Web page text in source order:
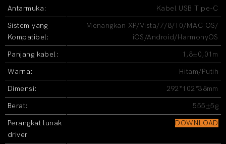
Antarmuka:
Kabel USB Tipe-C
Sistem yang
Kompatibel:
Menangkan XP/Vista/7/8/10/MAC OS/
iOS/Android/HarmonyOS
Panjang kabel:
1,8±0,01m
Warna:
Hitam/Putih
Dimensi:
292*102*38mm
Berat:
555±5g
Perangkat lunak
driver
DOWNLOAD